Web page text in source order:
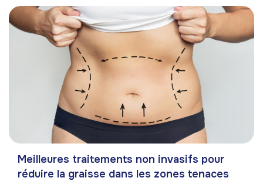
Meilleures traitements non invasifs pour
réduire la graisse dans les zones tenaces